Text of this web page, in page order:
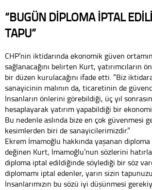
“BUGÜN DİPLOMA İPTAL
TAPU”
CHP’nin iktidarında ekonomik güven
sağlanacağını belirten Kurt, yatırımcıların
bir düzen kurulacağını ifade etti. “Biz
sanayicinin malının da, ticaretinin de
İnsanların önlerini görebildiği, üç yıl
hesaplayarak yatırım yapabildiği bir
Bu nedenle aslında bize en çok güvenmesi
kesimlerden biri de sanayicilerimizdir.”
Ekrem İmamoğlu hakkında yaşanan
değinen Kurt, İmamoğlu’nun sözlerini
diploma iptal edildiğinde söylediği bir söz
diplomamı iptal edenler, yarın sizin
İnsanlarımızın bu sözü iyi düşünmesi